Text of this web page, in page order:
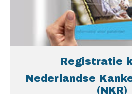
Registratie
Nederlandse
(NKR)